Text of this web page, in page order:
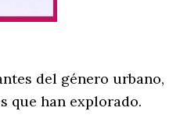
del género urbano,
que han explorado.